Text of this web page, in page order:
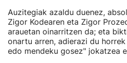
Auzitegiak azaldu duenez,
Zigor Kodearen eta Zigor
arauetan oinarritzen da; eta
onartu arren, adierazi du
edo mendeku gosez" jokatzea